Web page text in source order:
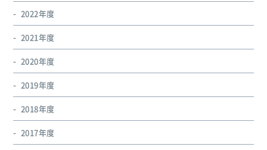
2022年度
2021年度
2020年度
2019年度
2018年度
2017年度